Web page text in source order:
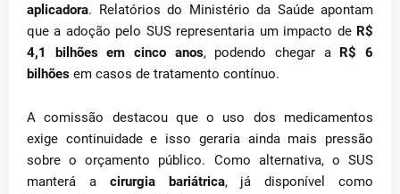
aplicadora. Relatórios do Ministério da Saúde apontam
que a adoção pelo SUS representaria um impacto de R$
4,1 bilhões em cinco anos, podendo chegar a R$ 6
bilhões em casos de tratamento contínuo.
A comissão destacou que o uso dos medicamentos
exige continuidade e isso geraria ainda mais pressão
sobre o orçamento público. Como alternativa, o SUS
manterá a cirurgia bariátrica, já disponível como